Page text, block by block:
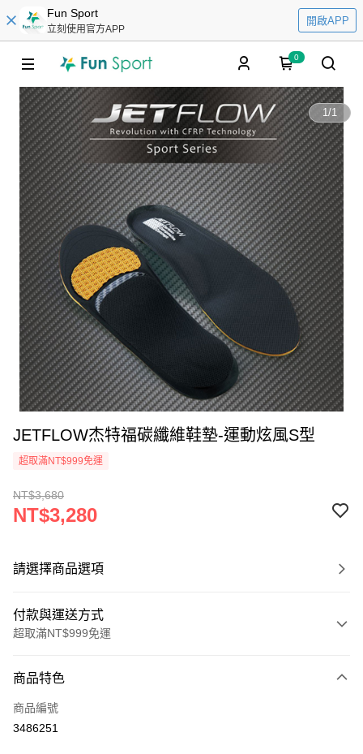
Fun Sport
立刻使用官方APP
開啟APP
0
1/1
JETFLOW杰特福碳纖維鞋墊-運動炫風S型
超取滿NT$999免運
NT$3,680
NT$3,280
請選擇商品選項
付款與運送方式
超取滿NT$999免運
信用卡一次付款
LINE Pay
商品特色
商品編號
3486251